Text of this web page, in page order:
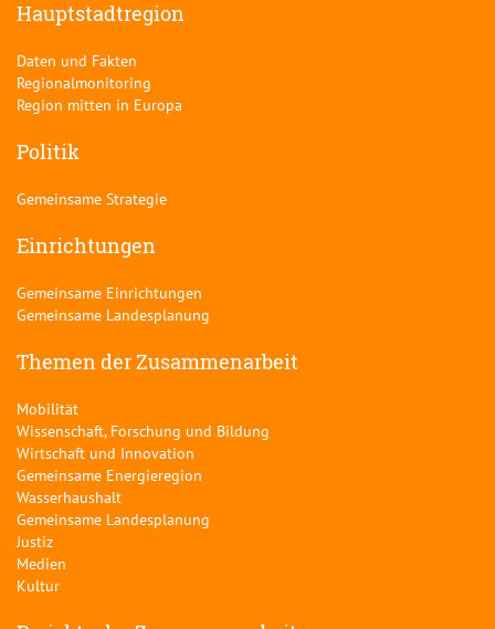
Hauptstadtregion
Daten und Fakten
Regionalmonitoring
Region mitten in Europa
Politik
Gemeinsame Strategie
Einrichtungen
Gemeinsame Einrichtungen
Gemeinsame Landesplanung
Themen der Zusammenarbeit
Mobilität
Wissenschaft, Forschung und Bildung
Wirtschaft und Innovation
Gemeinsame Energieregion
Wasserhaushalt
Gemeinsame Landesplanung
Justiz
Medien
Kultur